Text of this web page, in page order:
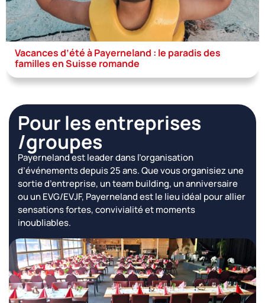
Vacances d’été à Payerneland : le paradis des
familles en Suisse romande
Pour les entreprises
/groupes
Payerneland est leader dans l’organisation
d’événements depuis 25 ans. Que vous organisiez une
sortie d’entreprise, un team building, un anniversaire
ou un EVG/EVJF, Payerneland est le lieu idéal pour allier
sensations fortes, convivialité et moments
inoubliables.